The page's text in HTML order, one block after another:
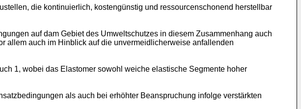
die kontinuierlich, kostengünstig und ressourcenschonend herstellbar
auf dam Gebiet des Umweltschutzes in diesem Zusammenhang auch
allem auch im Hinblick auf die unvermeidlicherweise anfallenden
1, wobei das Elastomer sowohl weiche elastische Segmente hoher
als auch bei erhöhter Beanspruchung infolge verstärkten